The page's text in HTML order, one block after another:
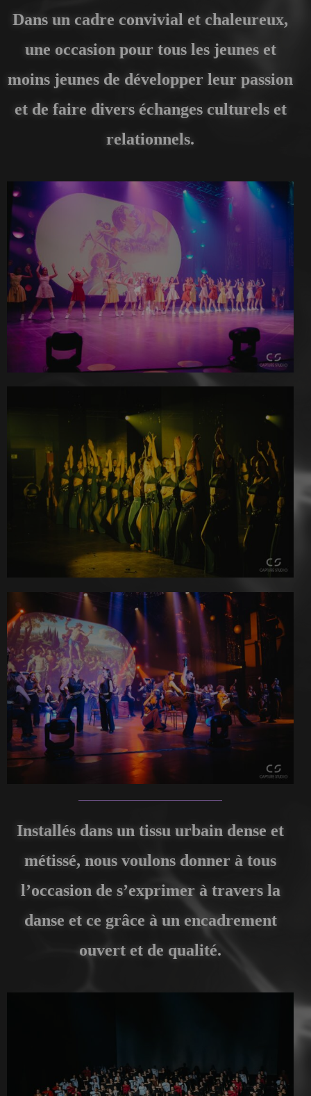
Dans un cadre convivial et chaleureux,
une occasion pour tous les jeunes et
moins jeunes de développer leur passion
et de faire divers échanges culturels et
relationnels.
Installés dans un tissu urbain dense et
métissé, nous voulons donner à tous
l’occasion de s’exprimer à travers la
danse et ce grâce à un encadrement
ouvert et de qualité.